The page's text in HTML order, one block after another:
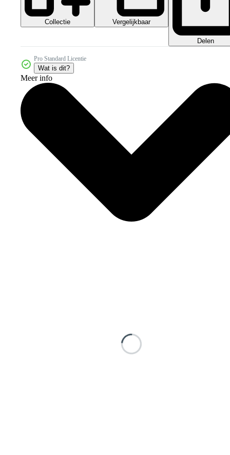
Collectie Vergelijkbaar
Delen
Pro Standard Licentie
Wat is dit?
Meer info